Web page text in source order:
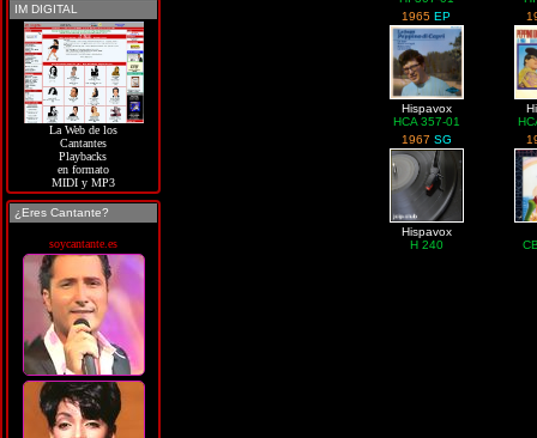
IM DIGITAL
La Web de los
Cantantes
Playbacks
en formato
MIDI y MP3
¿Eres Cantante?
soycantante.es
1965EP
Hispavox
HCA 357-01
1967 SG
Hispavox
H 240